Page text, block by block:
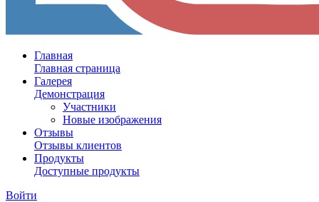
Главная
Главная страница
Галерея
Демонстрация
Участники
Новые изображения
Отзывы
Отзывы клиентов
Продукты
Доступные продукты
Войти